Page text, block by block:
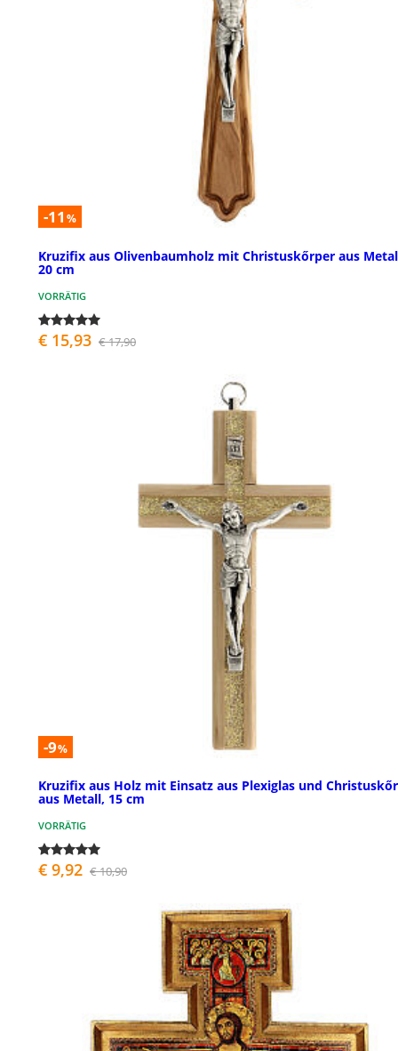
-11 %
Kruzifix aus Olivenbaumholz mit Christuskőrper aus
20 cm
VORRÄTIG
€ 15,93 € 17,90
-9%
Kruzifix aus Holz mit Einsatz aus Plexiglas und
aus Metall, 15 cm
VORRÄTIG
€ 9,92 € 10,90